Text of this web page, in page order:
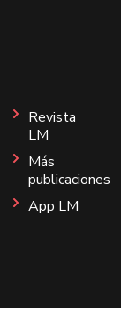
Revista
LM
Más
publicaciones
App LM